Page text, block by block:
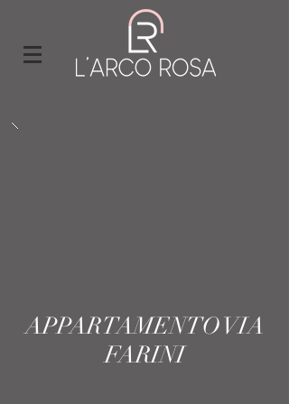
APPARTAMENTO VIA
FARINI